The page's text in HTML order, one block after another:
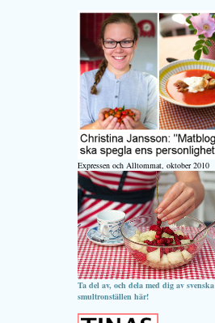
Expressen och Alltommat, oktober 2010
Ta del av, och dela med dig av svenska
smultronställen här!